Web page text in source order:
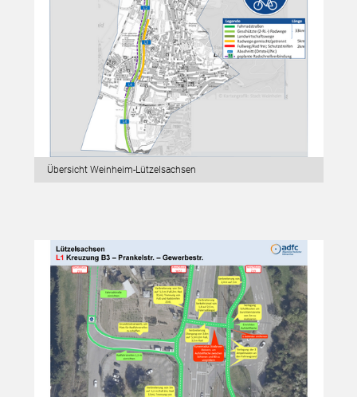
Übersicht Weinheim-Lützelsachsen